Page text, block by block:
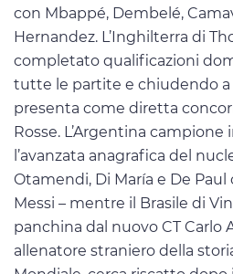
con Mbappé, Dembelé,
Hernandez. L’Inghilterra di
completato qualificazioni
tutte le partite e chiudendo a
presenta come diretta
Rosse. L’Argentina campione
l’avanzata anagrafica del
Otamendi, Di María e De
Messi – mentre il Brasile di
panchina dal nuovo CT Carlo
allenatore straniero della